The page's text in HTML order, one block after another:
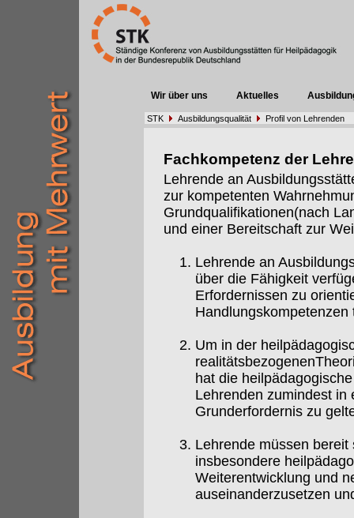
Wir über uns Aktuelles
STK Ausbildungsqualität Profil von Lehrenden
Fachkompetenz der
Lehrende an
zur kompetenten
Grundqualifikationen(nach
und einer Bereitschaft zur
Lehrende an
über die Fähigkeit
Erfordernissen zu
Um in der
hat die
Lehrenden zumindest in
Grunderfordernis zu
Lehrende müssen
insbesondere
Weiterentwicklung und
auseinanderzusetzen